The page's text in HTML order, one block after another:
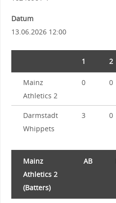
Datum
13.06.2026 12:00
1 2
Mainz
Athletics 2
0 0
Darmstadt
Whippets
3 0
Mainz
Athletics 2
(Batters)
AB